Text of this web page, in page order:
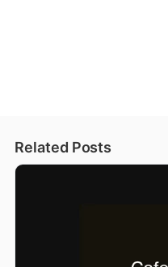
Related Posts